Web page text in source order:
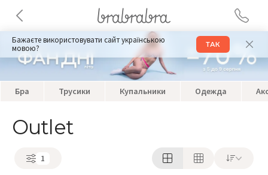
Бажаєте використовувати сайт українською
мовою?
ТАК
Бра Трусики Купальники Одежда
Outlet
1